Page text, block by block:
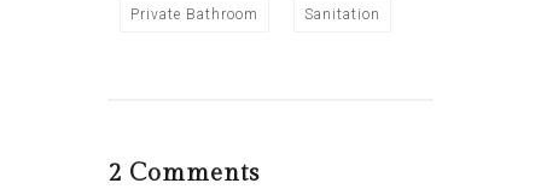
Private Bathroom Sanitation
2 Comments